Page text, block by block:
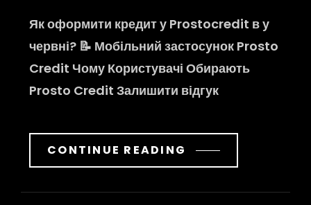
Як оформити кредит у Prostocredit в у
червні? 📝 Мобільний застосунок Prosto
Credit Чому Користувачі Обирають
Prosto Credit Залишити відгук
CONTINUE READING